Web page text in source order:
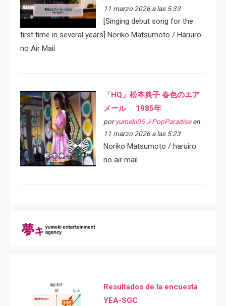
11 marzo 2026 a las 5:33
[Singing debut song for the
first time in several years] Noriko Matsumoto / Haruiro
no Air Mail
「HQ」松本典子 春色のエア
メール 1985年
por yumeki05 J-PopParadiseen
11 marzo 2026 a las 5:23
Noriko Matsumoto / haruiro
no air mail
Resultados de la encuesta
YEA-SGC